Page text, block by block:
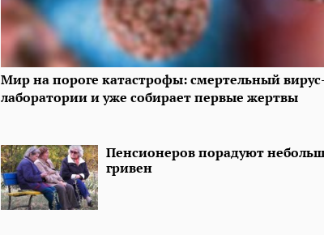
Мир на пороге катастрофы: смертельный
лаборатории и уже собирает первые жертвы
Пенсионеров порадуют
гривен